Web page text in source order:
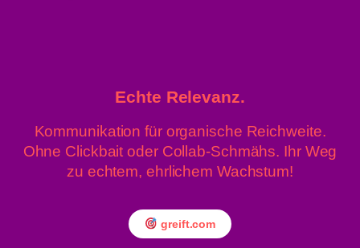
» Linz News
» upprnews
Einsenden
About
Echte Relevanz.
Kommunikation für organische Reichweite.
Ohne Clickbait oder Collab-Schmähs. Ihr Weg
zu echtem, ehrlichem Wachstum!
greift.com